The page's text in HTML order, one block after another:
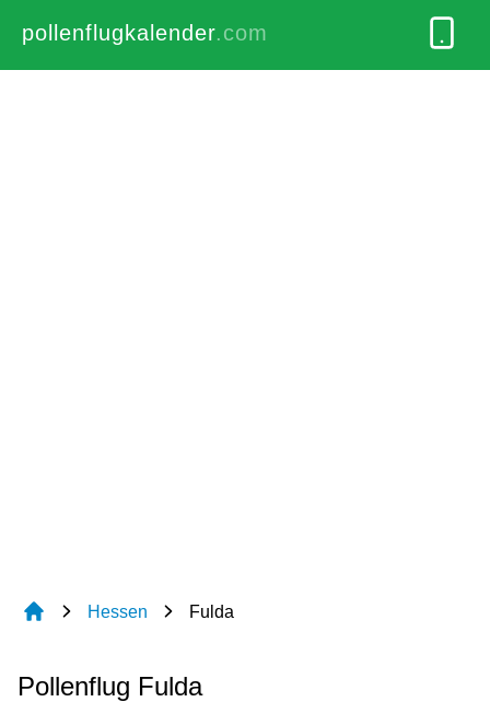
pollenflugkalender.com
Hessen Fulda
Pollenflug Fulda